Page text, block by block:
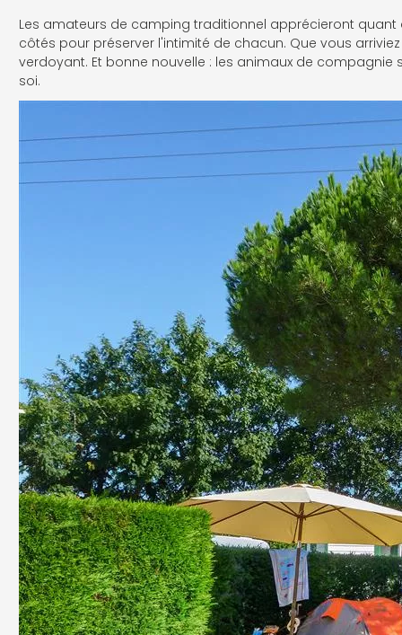
Les amateurs de camping traditionnel apprécieront quant
côtés pour préserver l'intimité de chacun. Que vous
verdoyant. Et bonne nouvelle : les animaux de
soi.